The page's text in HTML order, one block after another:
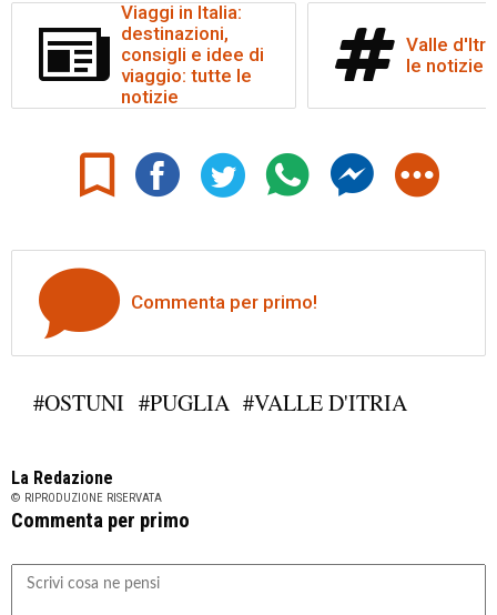
Viaggi in Italia:
destinazioni,
consigli e idee di
viaggio: tutte le
notizie
Valle
le notizie
Commenta per primo!
#OSTUNI #PUGLIA #VALLE D'ITRIA
La Redazione
© RIPRODUZIONE RISERVATA
Commenta per primo